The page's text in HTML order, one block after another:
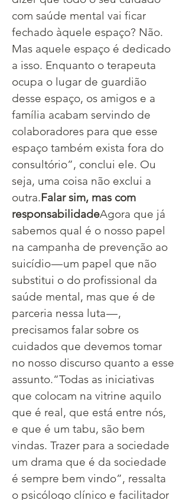
com saúde mental vai ficar
fechado àquele espaço? Não.
Mas aquele espaço é dedicado
a isso. Enquanto o terapeuta
ocupa o lugar de guardião
desse espaço, os amigos e a
família acabam servindo de
colaboradores para que esse
espaço também exista fora do
consultório”, conclui ele. Ou
seja, uma coisa não exclui a
outra.​Falar sim, mas com
responsabilidadeAgora que já
sabemos qual é o nosso papel
na campanha de prevenção ao
suicídio — um papel que não
substitui o do profissional da
saúde mental, mas que é de
parceria nessa luta — ,
precisamos falar sobre os
cuidados que devemos tomar
no nosso discurso quanto a esse
assunto.​“Todas as iniciativas
que colocam na vitrine aquilo
que é real, que está entre nós,
e que é um tabu, são bem
vindas. Trazer para a sociedade
um drama que é da sociedade
é sempre bem vindo”, ressalta
o psicólogo clínico e facilitador